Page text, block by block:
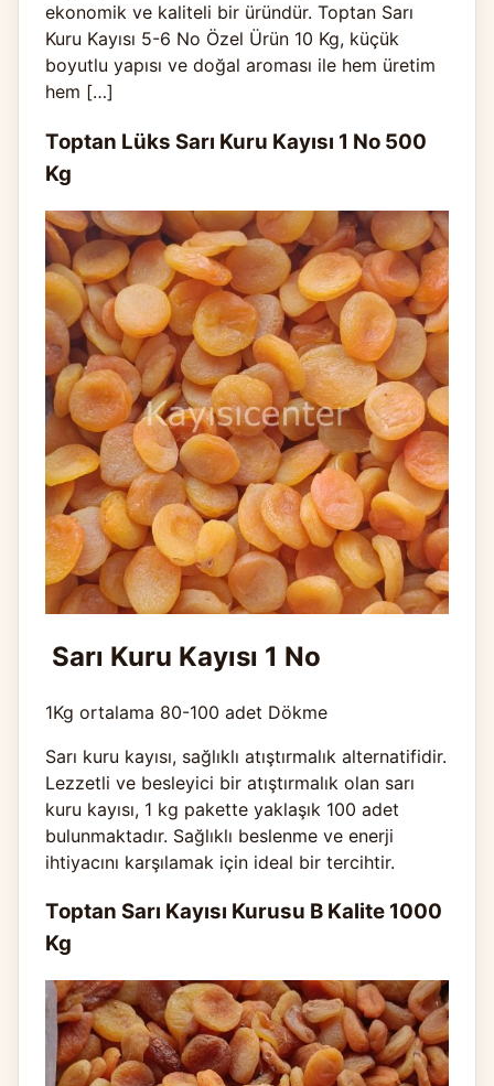
ekonomik ve kaliteli bir üründür. Toptan Sarı
Kuru Kayısı 5-6 No Özel Ürün 10 Kg, küçük
boyutlu yapısı ve doğal aroması ile hem üretim
hem […]
Toptan Lüks Sarı Kuru Kayısı 1 No 500
Kg
Sarı Kuru Kayısı 1 No
1Kg ortalama 80-100 adet Dökme
Sarı kuru kayısı, sağlıklı atıştırmalık alternatifidir.
Lezzetli ve besleyici bir atıştırmalık olan sarı
kuru kayısı, 1 kg pakette yaklaşık 100 adet
bulunmaktadır. Sağlıklı beslenme ve enerji
ihtiyacını karşılamak için ideal bir tercihtir.
Toptan Sarı Kayısı Kurusu B Kalite 1000
Kg